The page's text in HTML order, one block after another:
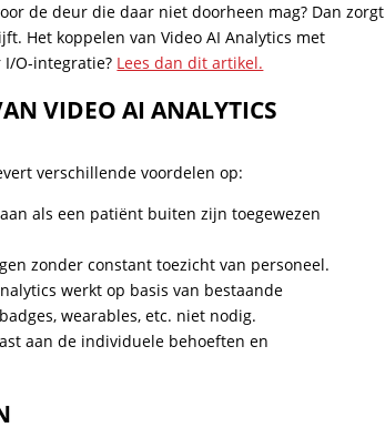
de deur die daar niet doorheen mag? Dan zorgt
Het koppelen van Video AI Analytics met
I/O-integratie? Lees dan dit artikel.
VIDEO AI ANALYTICS
verschillende voordelen op:
als een patiënt buiten zijn toegewezen
zonder constant toezicht van personeel.
werkt op basis van bestaande
wearables, etc. niet nodig.
aan de individuele behoeften en